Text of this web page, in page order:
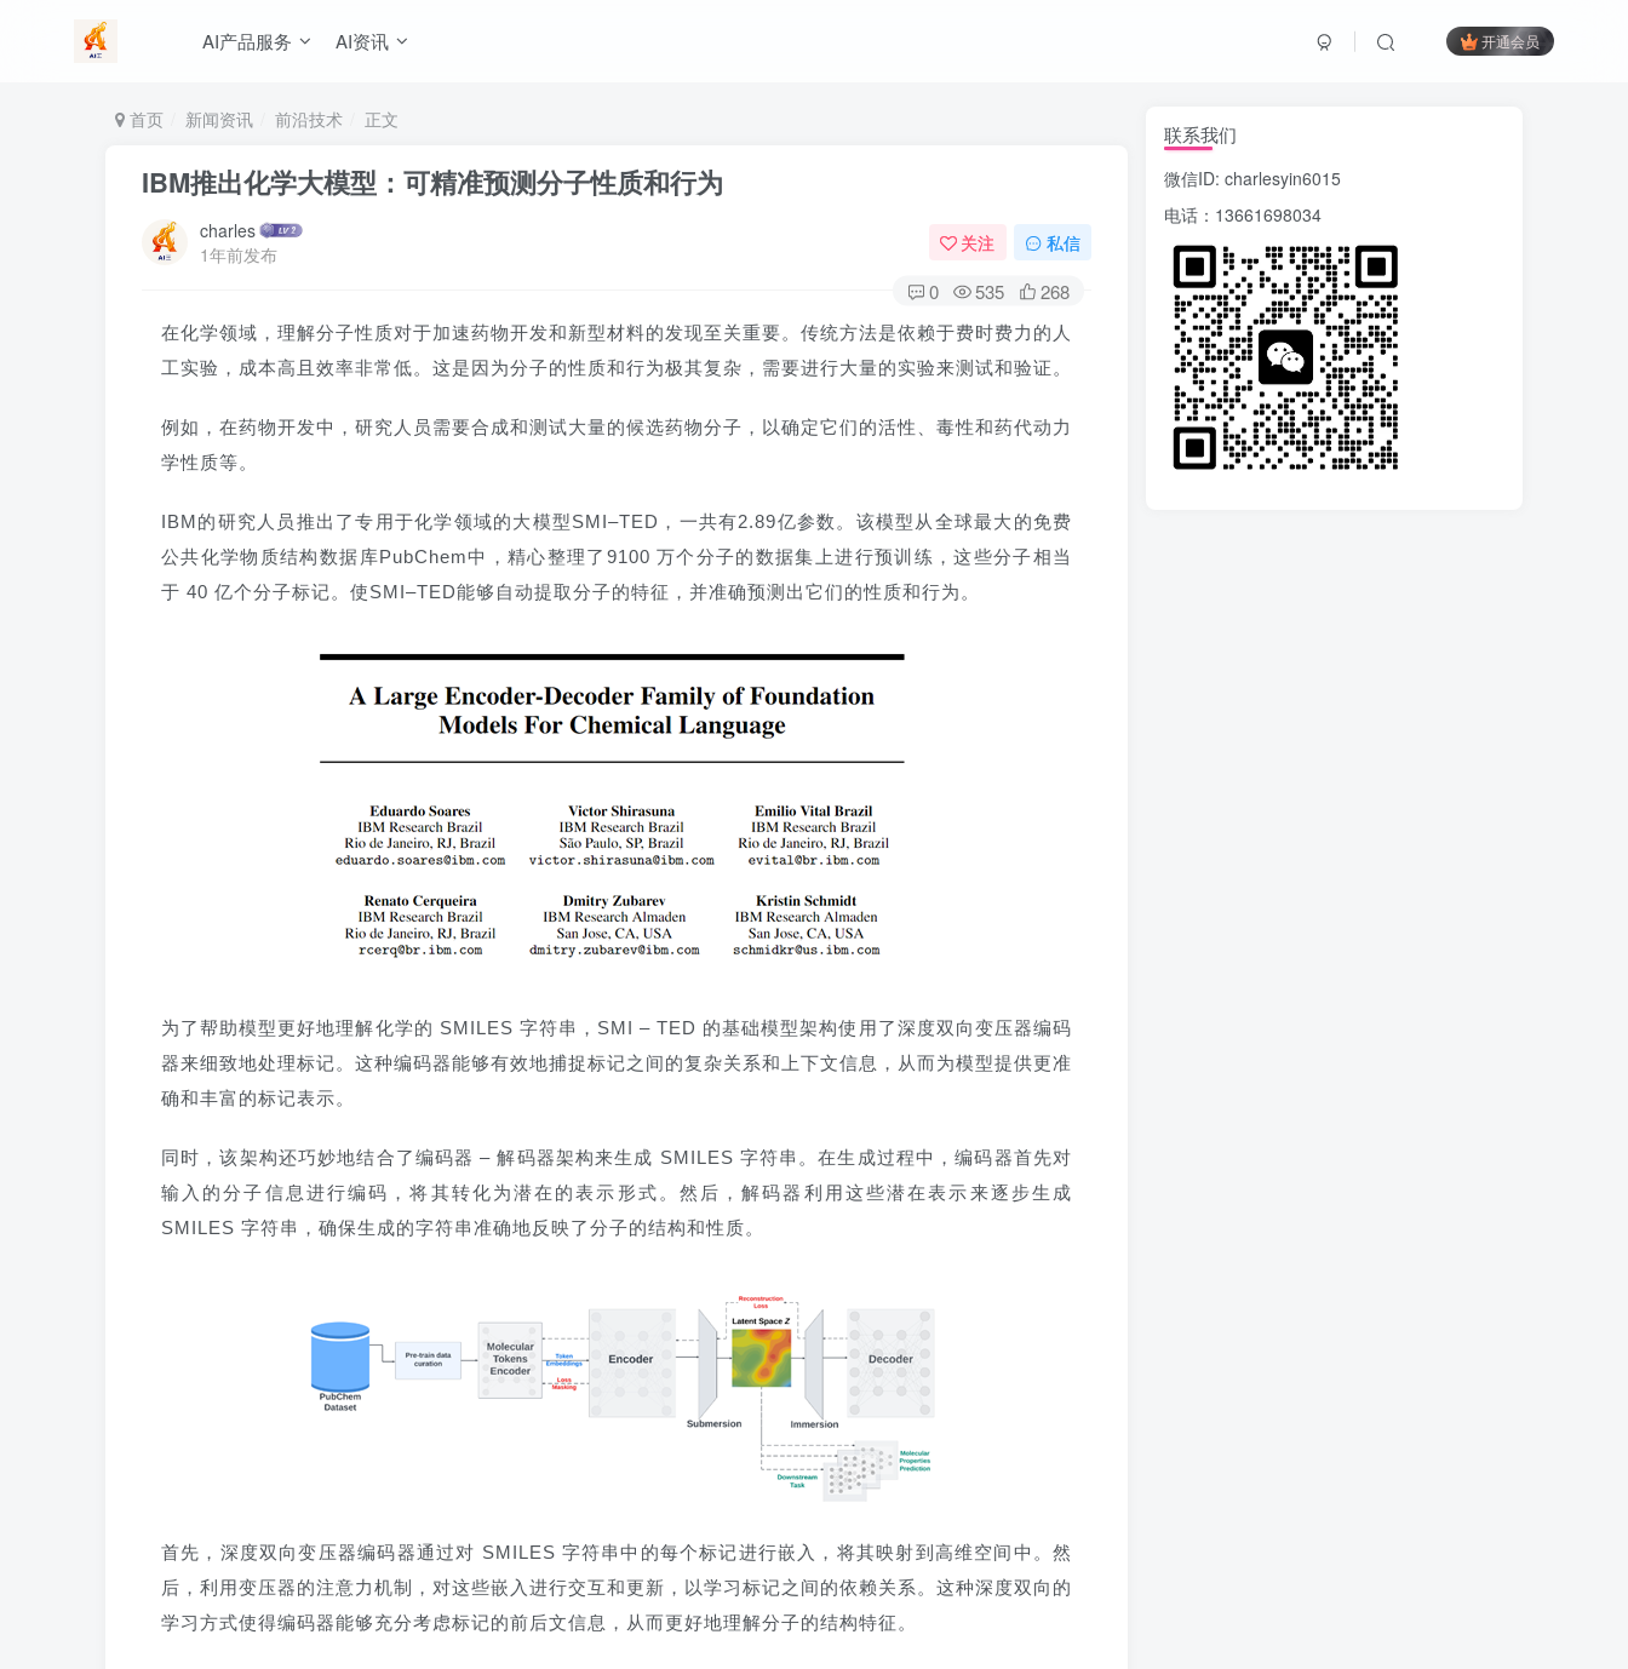
AI产品服务 AI资讯 开通会员
首页 新闻资讯 前沿技术 正文
IBM推出化学大模型：可精准预测分子性质和行为
charles
1年前发布
关注 私信
0 535 268
在化学领域，理解分子性质对于加速药物开发和新型材料的发现至关重要。传统方法是依赖于费时费力的人
工实验，成本高且效率非常低。这是因为分子的性质和行为极其复杂，需要进行大量的实验来测试和验证。
例如，在药物开发中，研究人员需要合成和测试大量的候选药物分子，以确定它们的活性、毒性和药代动力
学性质等。
IBM的研究人员推出了专用于化学领域的大模型SMI–TED，一共有2.89亿参数。该模型从全球最大的免费
公共化学物质结构数据库PubChem中，精心整理了9100 万个分子的数据集上进行预训练，这些分子相当
于 40 亿个分子标记。使SMI–TED能够自动提取分子的特征，并准确预测出它们的性质和行为。
为了帮助模型更好地理解化学的 SMILES 字符串，SMI – TED 的基础模型架构使用了深度双向变压器编码
器来细致地处理标记。这种编码器能够有效地捕捉标记之间的复杂关系和上下文信息，从而为模型提供更准
确和丰富的标记表示。
同时，该架构还巧妙地结合了编码器 – 解码器架构来生成 SMILES 字符串。在生成过程中，编码器首先对
输入的分子信息进行编码，将其转化为潜在的表示形式。然后，解码器利用这些潜在表示来逐步生成
SMILES 字符串，确保生成的字符串准确地反映了分子的结构和性质。
首先，深度双向变压器编码器通过对 SMILES 字符串中的每个标记进行嵌入，将其映射到高维空间中。然
后，利用变压器的注意力机制，对这些嵌入进行交互和更新，以学习标记之间的依赖关系。这种深度双向的
学习方式使得编码器能够充分考虑标记的前后文信息，从而更好地理解分子的结构特征。
联系我们
微信ID: charlesyin6015
电话：13661698034